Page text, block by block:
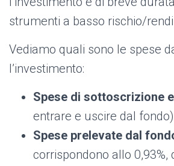
strumenti a basso rischio/
Vediamo quali sono le spese
l’investimento:
Spese di sottoscrizione
entrare e uscire dal
Spese prelevate dal
corrispondono allo 0,93%,